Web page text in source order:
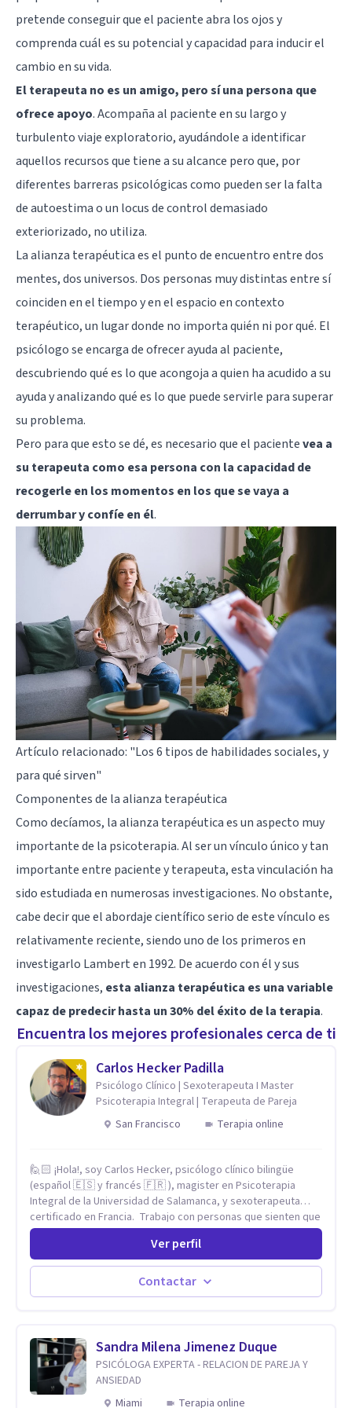
pretende conseguir que el paciente abra los ojos y
comprenda cuál es su potencial y capacidad para inducir el
cambio en su vida.
El terapeuta no es un amigo, pero sí una persona que
ofrece apoyo. Acompaña al paciente en su largo y
turbulento viaje exploratorio, ayudándole a identificar
aquellos recursos que tiene a su alcance pero que, por
diferentes barreras psicológicas como pueden ser la falta
de autoestima o un locus de control demasiado
exteriorizado, no utiliza.
La alianza terapéutica es el punto de encuentro entre dos
mentes, dos universos. Dos personas muy distintas entre sí
coinciden en el tiempo y en el espacio en contexto
terapéutico, un lugar donde no importa quién ni por qué. El
psicólogo se encarga de ofrecer ayuda al paciente,
descubriendo qué es lo que acongoja a quien ha acudido a su
ayuda y analizando qué es lo que puede servirle para superar
su problema.
Pero para que esto se dé, es necesario que el pacientevea a
su terapeuta como esa persona con la capacidad de
recogerle en los momentos en los que se vaya a
derrumbar y confíe en él.
Artículo relacionado: "Los 6 tipos de habilidades sociales, y
para qué sirven"
Componentes de la alianza terapéutica
Como decíamos, la alianza terapéutica es un aspecto muy
importante de la psicoterapia. Al ser un vínculo único y tan
importante entre paciente y terapeuta, esta vinculación ha
sido estudiada en numerosas investigaciones. No obstante,
cabe decir que el abordaje científico serio de este vínculo es
relativamente reciente, siendo uno de los primeros en
investigarlo Lambert en 1992. De acuerdo con él y sus
investigaciones, esta alianza terapéutica es una variable
capaz de predecir hasta un 30% del éxito de la terapia.
Encuentra los mejores profesionales cerca de ti
Carlos Hecker Padilla
Psicólogo Clínico | Sexoterapeuta I Master
Psicoterapia Integral | Terapeuta de Pareja
San Francisco
Terapia online
🙋🏻 ¡Hola!, soy Carlos Hecker, psicólogo clínico bilingüe
(español 🇪🇸 y francés 🇫🇷 ), magister en Psicoterapia
Integral de la Universidad de Salamanca, y sexoterapeuta
certificado en Francia. Trabajo con personas que sienten que
algo en su vida dejó de calzar: ansiedad que se desborda,
tristeza que no se va, duelos que se alargan, relaciones que
repiten el mismo patrón o preguntas en torno a la sexualidad
y la identidad que necesitan un espacio seguro para ser
habladas. Mi orientación teórica integra una mirada
contigo, con las demás personas y con tu entorno. Además
de mi formación en psicoterapia, cuento con especialización
en sexoterapia, por lo que también acompaño temas de salud
sexual, terapia de pareja, diversidad sexual y de género,
Ver perfil
Contactar
Sandra Milena Jimenez Duque
PSICÓLOGA EXPERTA - RELACION DE PAREJA Y
ANSIEDAD
Miami
Terapia online